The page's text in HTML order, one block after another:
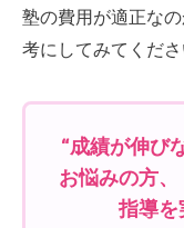
塾の費用が適正な
考にしてみてくださ
“成績が伸び
お悩みの方、
指導を